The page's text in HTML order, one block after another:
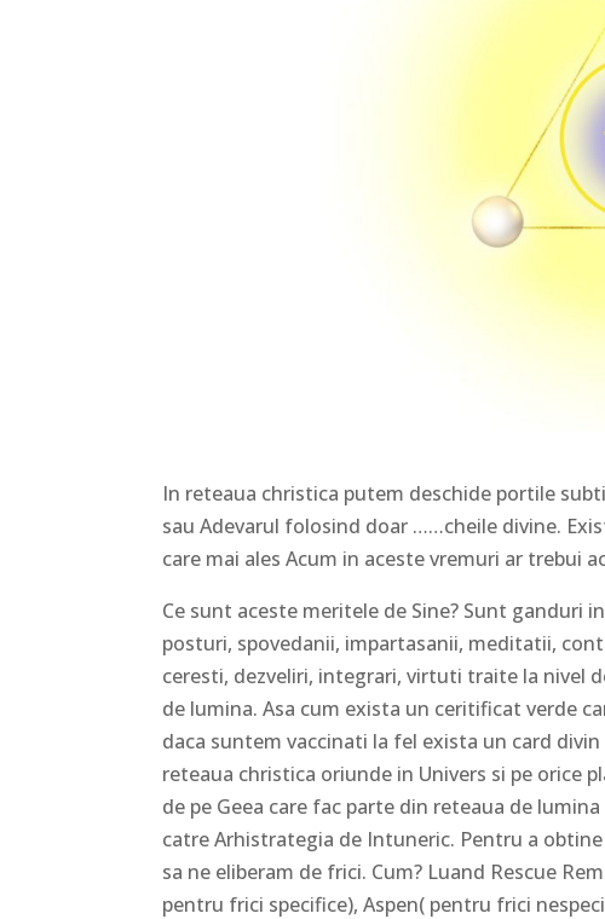
In reteaua christica putem deschide portile
sau Adevarul folosind doar ……cheile divine.
care mai ales Acum in aceste vremuri ar trebui
Ce sunt aceste meritele de Sine? Sunt
posturi, spovedanii, impartasanii, meditatii,
ceresti, dezveliri, integrari, virtuti traite la nivel
de lumina. Asa cum exista un ceritificat verde
daca suntem vaccinati la fel exista un card
reteaua christica oriunde in Univers si pe orice
de pe Geea care fac parte din reteaua de
catre Arhistrategia de Intuneric. Pentru a
sa ne eliberam de frici. Cum? Luand Rescue
pentru frici specifice), Aspen( pentru frici